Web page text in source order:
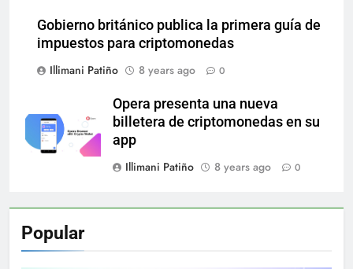
Gobierno británico publica la primera guía de
impuestos para criptomonedas
Illimani Patiño
8 years ago 0
Opera presenta una nueva
billetera de criptomonedas en su
app
Illimani Patiño
8 years ago 0
Popular